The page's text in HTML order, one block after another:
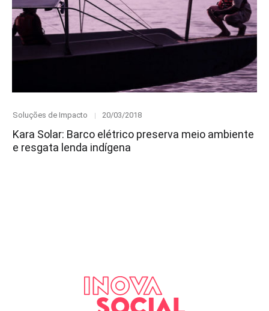
Category
Soluções de Impacto
Posted
20/03/2018
Kara Solar: Barco elétrico preserva meio ambiente
e resgata lenda indígena